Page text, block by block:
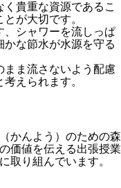
貴重な資源であるこ
が大切です。
、シャワーを流しっぱ
な節水が水源を守る
まま流さないよう配慮
えられます。
かんよう）のための森
価値を伝える出張授業
取り組んでいます。